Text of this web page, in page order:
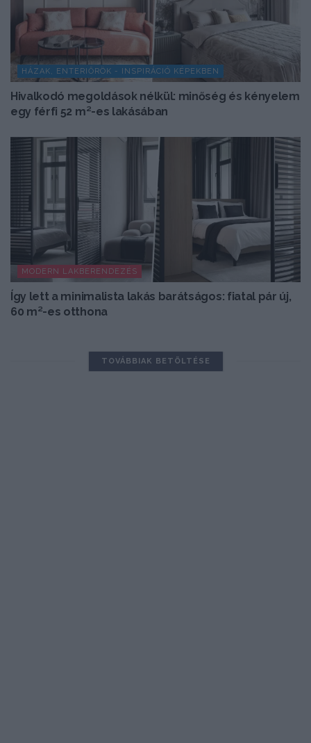
HÁZAK, ENTERIŐRÖK - INSPIRÁCIÓ KÉPEKBEN
Hivalkodó megoldások nélkül: minőség és kényelem
egy férfi 52 m²-es lakásában
MODERN LAKBERENDEZÉS
Így lett a minimalista lakás barátságos: fiatal pár új,
60 m²-es otthona
TOVÁBBIAK BETÖLTÉSE